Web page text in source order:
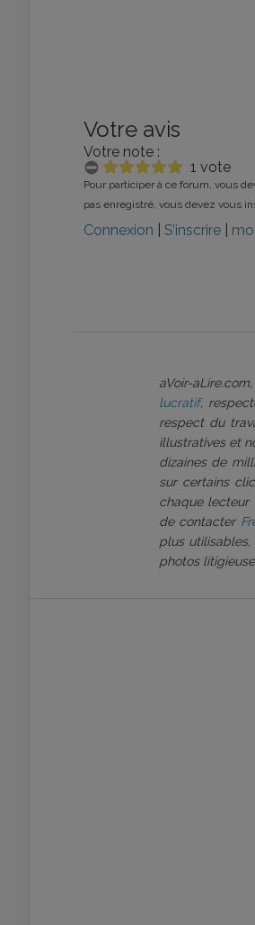
Votre avis
Votre note :
1 vote
Pour participer à ce forum, vous
pas enregistré, vous devez vous
Connexion S’inscrire
aVoir-
lucratif,
respect du
illustratives et
dizaines de
sur certains
chaque lecteur
de contacter
plus
photos